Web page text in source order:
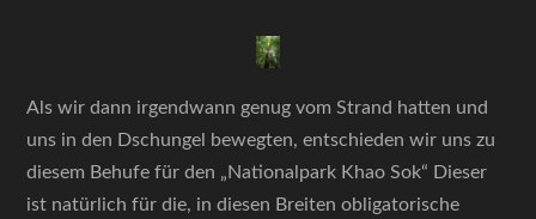
Als wir dann irgendwann genug vom Strand hatten und
uns in den Dschungel bewegten, entschieden wir uns zu
diesem Behufe für den „Nationalpark Khao Sok“ Dieser
ist natürlich für die, in diesen Breiten obligatorische